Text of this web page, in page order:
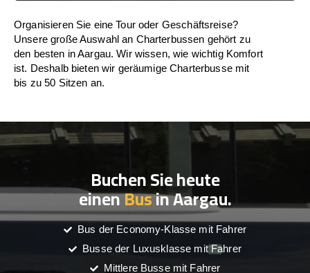
Organisieren Sie eine Tour oder Geschäftsreise?
Unsere große Auswahl an Charterbussen gehört zu
den besten in Aargau. Wir wissen, wie wichtig Komfort
ist. Deshalb bieten wir geräumige Charterbusse mit
bis zu 50 Sitzen an.
Buchen Sie heute
einenBusin Aargau.
Bus der Economy-Klasse mit Fahrer
Busse der Luxusklasse mit Fahrer
Mittlere Busse mit Fahrer